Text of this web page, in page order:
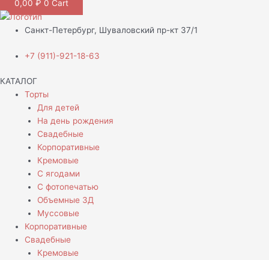
0,00 ₽ 0 Cart
Санкт-Петербург, Шуваловский пр-кт 37/1
+7 (911)-921-18-63
КАТАЛОГ
Торты
Для детей
На день рождения
Свадебные
Корпоративные
Кремовые
С ягодами
С фотопечатью
Объемные 3Д
Муссовые
Корпоративные
Свадебные
Кремовые